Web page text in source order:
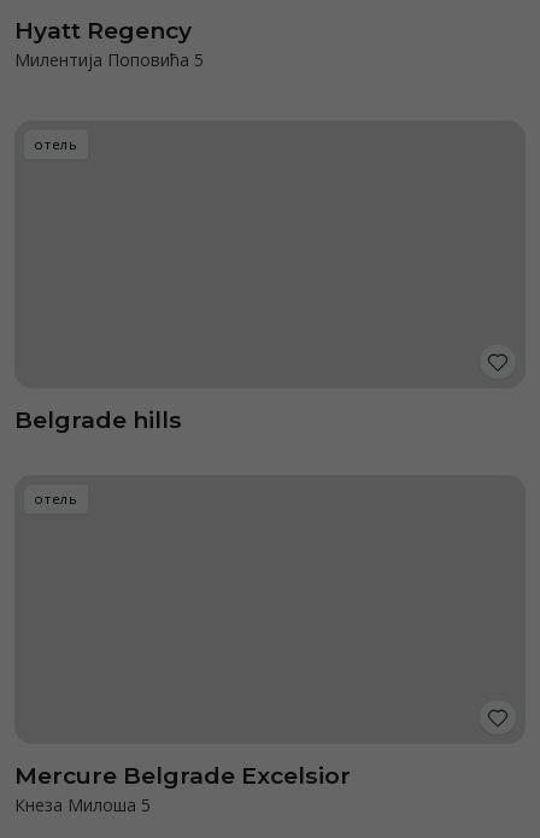
Hyatt Regency
Милентија Поповића 5
отель
Belgrade hills
отель
Mercure Belgrade Excelsior
Кнеза Милоша 5